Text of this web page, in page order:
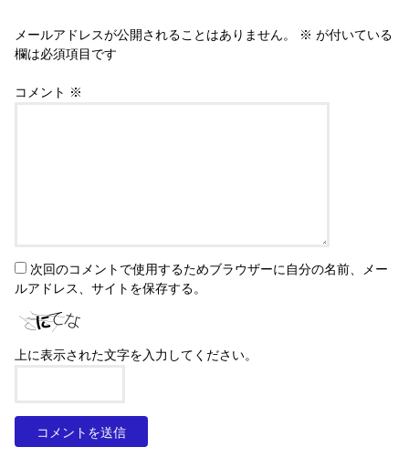
メールアドレスが公開されることはありません。 ※ が付いている
欄は必須項目です
コメント ※
次回のコメントで使用するためブラウザーに自分の名前、メー
ルアドレス、サイトを保存する。
上に表示された文字を入力してください。